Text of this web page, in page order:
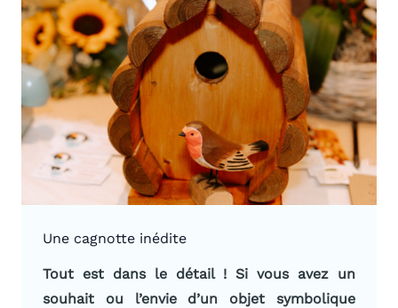
Une cagnotte inédite
Tout est dans le détail ! Si vous avez un
souhait ou l’envie d’un objet symbolique